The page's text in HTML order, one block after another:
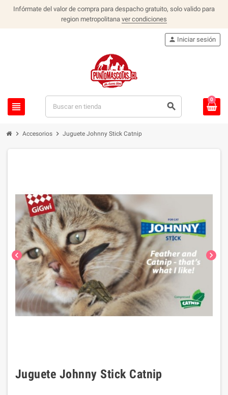
Infórmate del valor de compra para despacho gratuito, solo valido para
region metropolitana ver condiciones
view_headline search
person Iniciar sesión
0
chevron_right Accesorios chevron_right Juguete Johnny Stick Catnip
chevron_left chevron_right
Juguete Johnny Stick Catnip